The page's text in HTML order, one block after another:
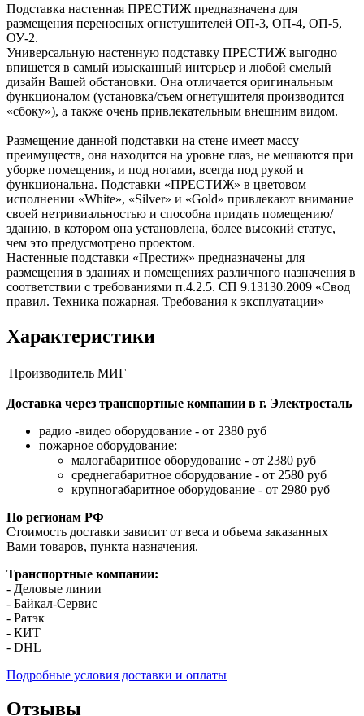
Подставка настенная ПРЕСТИЖ предназначена для
размещения переносных огнетушителей ОП-3, ОП-4, ОП-5,
ОУ-2.
Универсальную настенную подставку ПРЕСТИЖ выгодно
впишется в самый изысканный интерьер и любой смелый
дизайн Вашей обстановки. Она отличается оригинальным
функционалом (установка/съем огнетушителя производится
«сбоку»), а также очень привлекательным внешним видом.
Размещение данной подставки на стене имеет массу
преимуществ, она находится на уровне глаз, не мешаются при
уборке помещения, и под ногами, всегда под рукой и
функциональна. Подставки «ПРЕСТИЖ» в цветовом
исполнении «White», «Silver» и «Gold» привлекают внимание
своей нетривиальностью и способна придать помещению/
зданию, в котором она установлена, более высокий статус,
чем это предусмотрено проектом.
Настенные подставки «Престиж» предназначены для
размещения в зданиях и помещениях различного назначения в
соответствии с требованиями п.4.2.5. СП 9.13130.2009 «Свод
правил. Техника пожарная. Требования к эксплуатации»
Характеристики
Производитель МИГ
Доставка через транспортные компании в г. Электросталь
радио -видео оборудование - от 2380 руб
пожарное оборудование:
малогабаритное оборудование - от 2380 руб
среднегабаритное оборудование - от 2580 руб
крупногабаритное оборудование - от 2980 руб
По регионам РФ
Стоимость доставки зависит от веса и объема заказанных
Вами товаров, пункта назначения.
Транспортные компании:
- Деловые линии
- Байкал-Сервис
- Ратэк
- КИТ
- DHL
Подробные условия доставки и оплаты
Отзывы